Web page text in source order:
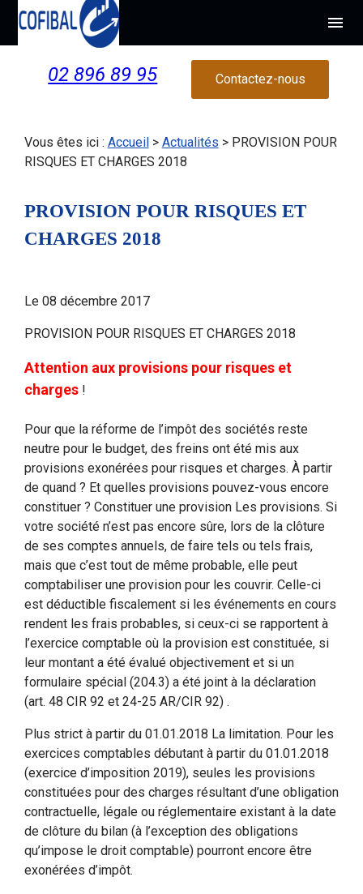
menu
02 896 89 95 Contactez-nous
Vous êtes ici : Accueil> Actualités > PROVISION POUR
RISQUES ET CHARGES 2018
PROVISION POUR RISQUES ET
CHARGES 2018
Le 08 décembre 2017
PROVISION POUR RISQUES ET CHARGES 2018
Attention aux provisions pour risques et
charges !
Pour que la réforme de l’impôt des sociétés reste
neutre pour le budget, des freins ont été mis aux
provisions exonérées pour risques et charges. À partir
de quand ? Et quelles provisions pouvez-vous encore
constituer ? Constituer une provision Les provisions. Si
votre société n’est pas encore sûre, lors de la clôture
de ses comptes annuels, de faire tels ou tels frais,
mais que c’est tout de même probable, elle peut
comptabiliser une provision pour les couvrir. Celle-ci
est déductible fiscalement si les événements en cours
rendent les frais probables, si ceux-ci se rapportent à
l’exercice comptable où la provision est constituée, si
leur montant a été évalué objectivement et si un
formulaire spécial (204.3) a été joint à la déclaration
(art. 48 CIR 92 et 24-25 AR/CIR 92) .
Plus strict à partir du 01.01.2018 La limitation. Pour les
exercices comptables débutant à partir du 01.01.2018
(exercice d’imposition 2019), seules les provisions
constituées pour des charges résultant d’une obligation
contractuelle, légale ou réglementaire existant à la date
de clôture du bilan (à l’exception des obligations
qu’impose le droit comptable) pourront encore être
exonérées d’impôt.
Panneau de gestion des cookies